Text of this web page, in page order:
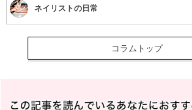
ネイリストの日常
コラムトップ